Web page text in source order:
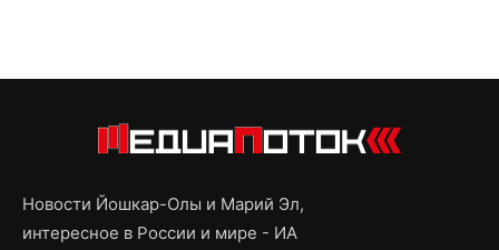
Новости Йошкар-Олы и Марий Эл,
интересное в России и мире - ИА